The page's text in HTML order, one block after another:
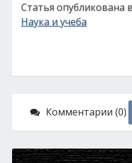
Статья опубликована
Наука и учеба
Комментарии (0)